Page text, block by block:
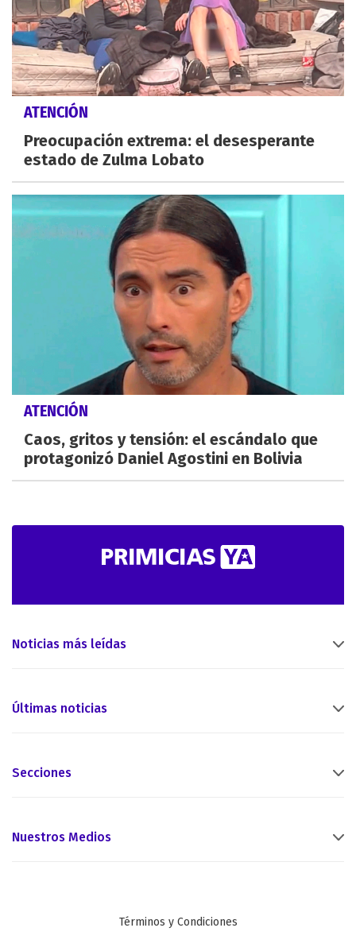
ATENCIÓN
Preocupación extrema: el desesperante
estado de Zulma Lobato
ATENCIÓN
Caos, gritos y tensión: el escándalo que
protagonizó Daniel Agostini en Bolivia
Noticias más leídas
Últimas noticias
Secciones
Nuestros Medios
Términos y Condiciones